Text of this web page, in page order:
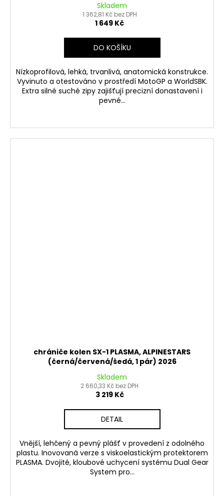
Skladem
1 362,81 Kč bez DPH
1 649 Kč
DO KOŠÍKU
Nízkoprofilová, lehká, trvanlivá, anatomická konstrukce.
Vyvinuto a otestováno v prostředí MotoGP a WorldSBK.
Extra silné suché zipy zajišťují precizní donastavení i
pevné...
chrániče kolen SX-1 PLASMA, ALPINESTARS
(černá/červená/šedá, 1 pár) 2026
Skladem
2 660,33 Kč bez DPH
3 219 Kč
DETAIL
Vnější, lehčený a pevný plášť v provedení z odolného
plastu. Inovovaná verze s viskoelastickým protektorem
PLASMA. Dvojité, kloubové uchycení systému Dual Gear
System pro...